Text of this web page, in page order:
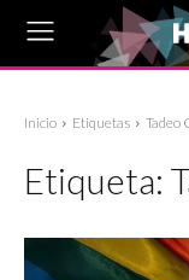
Inicio Etiquetas Tadeo
Etiqueta: